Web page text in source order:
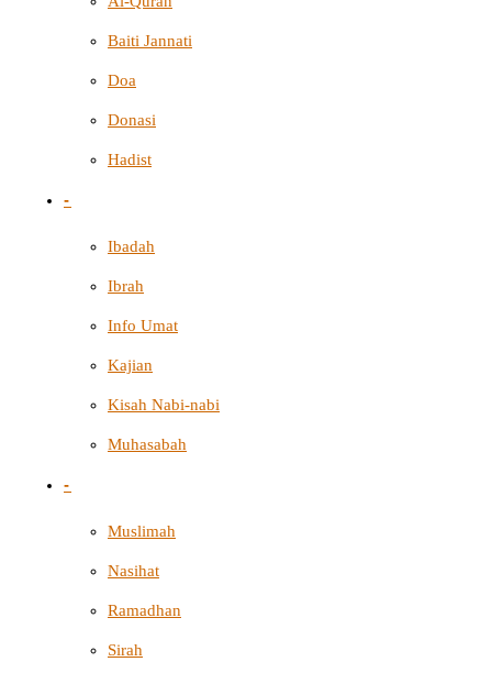
Baiti Jannati
Doa
Donasi
Hadist
-
Ibadah
Ibrah
Info Umat
Kajian
Kisah Nabi-nabi
Muhasabah
-
Muslimah
Nasihat
Ramadhan
Sirah